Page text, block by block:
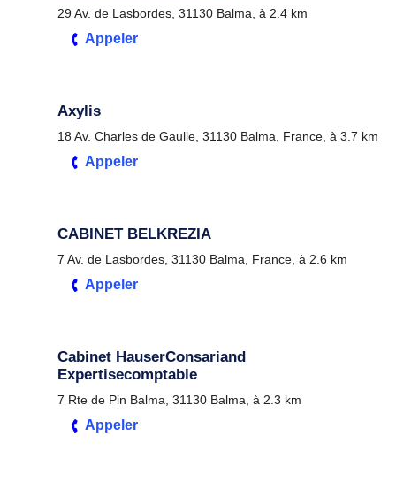
29 Av. de Lasbordes, 31130 Balma, à 2.4 km
Appeler
Axylis
18 Av. Charles de Gaulle, 31130 Balma, France, à 3.7 km
Appeler
CABINET BELKREZIA
7 Av. de Lasbordes, 31130 Balma, France, à 2.6 km
Appeler
Cabinet HauserConsariand
Expertisecomptable
7 Rte de Pin Balma, 31130 Balma, à 2.3 km
Appeler